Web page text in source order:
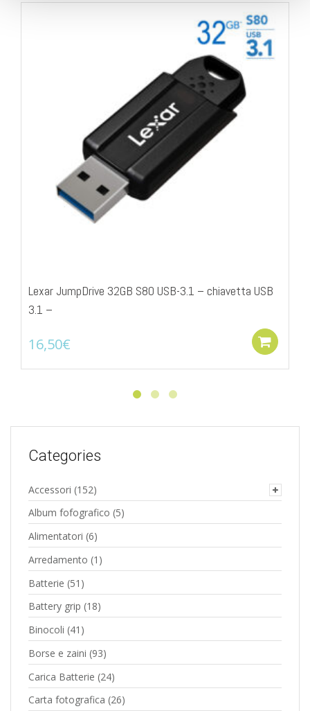
Lexar JumpDrive 32GB S80 USB-3.1 – chiavetta USB
3.1 –
16,50€
Categories
Accessori (152)
Album fofografico (5)
Alimentatori (6)
Arredamento (1)
Batterie (51)
Battery grip (18)
Binocoli (41)
Borse e zaini (93)
Carica Batterie (24)
Carta fotografica (26)